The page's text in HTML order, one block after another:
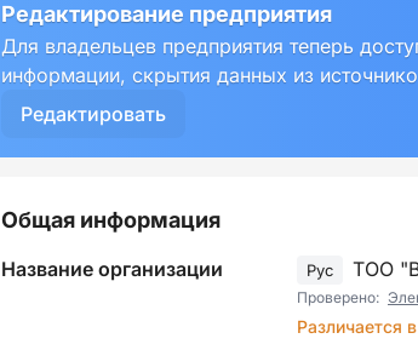
Редактирование предприятия
Для владельцев предприятия теперь
информации, скрытия данных из
Редактировать
Общая информация
Название организации Рус ТОО
Проверено:
Различается